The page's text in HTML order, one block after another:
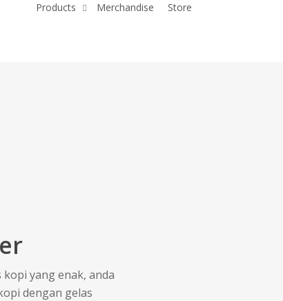
Products Merchandise Store
yang enak, anda
dengan gelas